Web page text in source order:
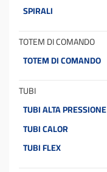
SPIRALI
TOTEM DI COMANDO
TOTEM DI COMANDO
TUBI
TUBI ALTA PRESSIONE
TUBI CALOR
TUBI FLEX